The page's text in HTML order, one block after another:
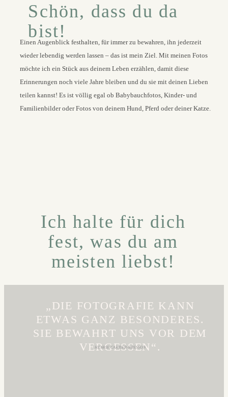
Schön, dass du da
bist!
Einen Augenblick festhalten, für immer zu bewahren, ihn jederzeit
wieder lebendig werden lassen – das ist mein Ziel. Mit meinen Fotos
möchte ich ein Stück aus deinem Leben erzählen, damit diese
Erinnerungen noch viele Jahre bleiben und du sie mit deinen Lieben
teilen kannst! Es ist völlig egal ob Babybauchfotos, Kinder- und
Familienbilder oder Fotos von deinem Hund, Pferd oder deiner Katze.
Ich halte für dich
fest, was du am
meisten liebst!
„DIE FOTOGRAFIE KANN
ETWAS GANZ BESONDERES.
SIE BEWAHRT UNS VOR DEM
VERGESSEN“.
HENRIE CARTIER-BRESSON